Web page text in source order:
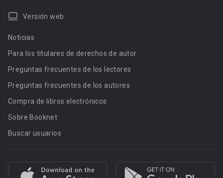
Versión web
Noticias
Para los titulares de derechos de autor
Preguntas frecuentes de los lectores
Preguntas frecuentes de los autores
Compra de libros electrónicos
Sobre Booknet
Buscar usuarios